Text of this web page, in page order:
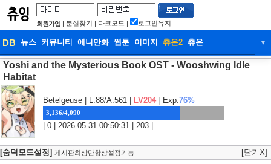
회원가입 | 분실찾기 | 다크모드 | 로그인유지
DB 뉴스 커뮤니티 애니만화 웹툰 이미지 츄온2 츄온 ▼
DB 뉴스 커뮤니티 애니만화
웹툰
Yoshi and the Mysterious Book OST - Wooshwing Idle
Habitat
Betelgeuse | L:88/A:561 | LV204 Exp.76%
3,136/4,090
| 0 | 2026-05-31 00:50:31 | 203 |
[숨덕모드설정] 게시판최상단항상설정가능 [닫기X]